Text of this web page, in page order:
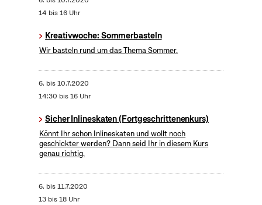
14 bis 16 Uhr
Kreativwoche: Sommerbasteln
Wir basteln rund um das Thema Sommer.
6. bis10.7.2020
14:30 bis 16 Uhr
Sicher Inlineskaten (Fortgeschrittenenkurs)
Könnt Ihr schon Inlineskaten und wollt noch
geschickter werden? Dann seid Ihr in diesem Kurs
genau richtig.
6. bis11.7.2020
13 bis 18 Uhr